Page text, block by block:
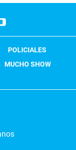
POLICIALES
MUCHO SHOW